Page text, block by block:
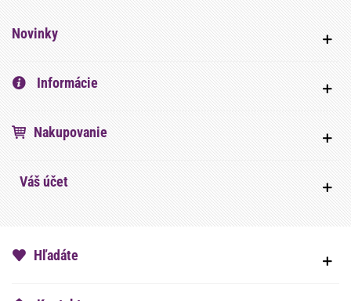
Novinky
Informácie
Nakupovanie
Váš účet
Hľadáte